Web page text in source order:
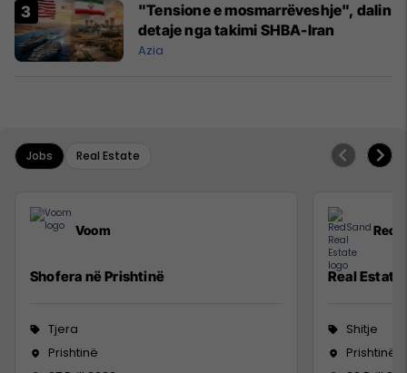
"Tensione e mosmarrëveshje", dalin
detaje nga takimi SHBA-Iran
Azia
Jobs Real Estate
Voom
Shofera në Prishtinë
Tjera
Prishtinë
Real Estate
Shitje
Prishtinë